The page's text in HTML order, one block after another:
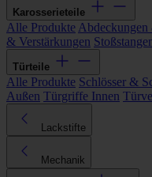
Karosserieteile
Alle Produkte
& Verstärkungen
Türteile
Alle Produkte Schlösser &
Außen Türgriffe Innen
Lackstifte
Mechanik